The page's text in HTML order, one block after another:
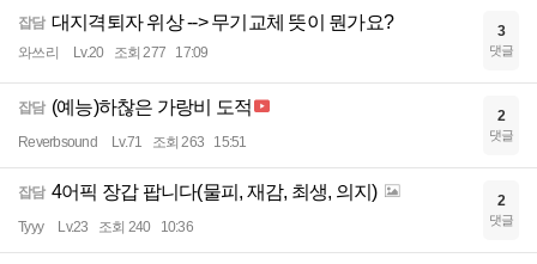
잡담 대지격퇴자 위상 --> 무기교체 뜻이 뭔가요?
와쓰리 Lv.20 조회 277 17:09
3
댓글
잡담 (예능)하찮은 가랑비 도적
Reverbsound Lv.71 조회 263 15:51
2
댓글
잡담 4어픽 장갑 팝니다(물피, 재감, 최생, 의지)
Tyyy Lv.23 조회 240 10:36
2
댓글